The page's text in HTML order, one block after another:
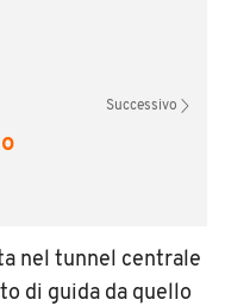
Successivo
nel tunnel centrale
di guida da quello